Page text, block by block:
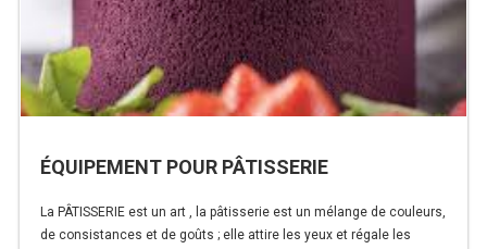
VITRINE RÉFRIGÉRÉE
VITRINE À PÂTISSERIE
ÉQUIPEMENT POUR PÂTISSERIE
La PÂTISSERIE est un art , la pâtisserie est un mélange de couleurs,
de consistances et de goûts ; elle attire les yeux et régale les